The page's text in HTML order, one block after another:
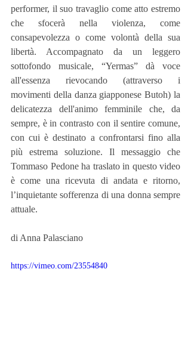
performer, il suo travaglio come atto estremo
che sfocerà nella violenza, come
consapevolezza o come volontà della sua
libertà. Accompagnato da un leggero
sottofondo musicale, “Yermas” dà voce
all'essenza rievocando (attraverso i
movimenti della danza giapponese Butoh) la
delicatezza dell'animo femminile che, da
sempre, è in contrasto con il sentire comune,
con cui è destinato a confrontarsi fino alla
più estrema soluzione. Il messaggio che
Tommaso Pedone ha traslato in questo video
è come una ricevuta di andata e ritorno,
l’inquietante sofferenza di una donna sempre
attuale.
di Anna Palasciano
https://vimeo.com/23554840